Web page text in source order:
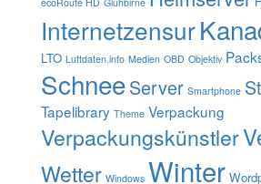
Internetzensur
LTO Luftdaten.info Medien OBD Objektiv
SchneeServer Smartphone
Tapelibrary Theme Verpackung
Verpackungskünstler
Wetter Windows Winter